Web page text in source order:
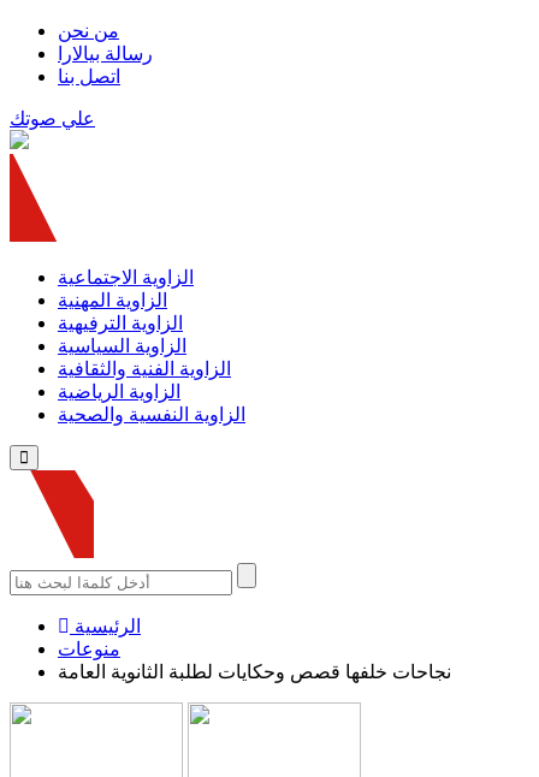
من نحن
رسالة بيالارا
اتصل بنا
علي صوتك
الزاوية الاجتماعية
الزاوية المهنية
الزاوية الترفيهية
الزاوية السياسية
الزاوية الفنية والثقافية
الزاوية الرياضية
الزاوية النفسية والصحية
الرئيسية
منوعات
نجاحات خلفها قصص وحكايات لطلبة الثانوية العامة